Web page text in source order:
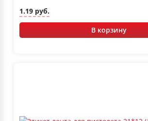
1.19 руб.
В корзину